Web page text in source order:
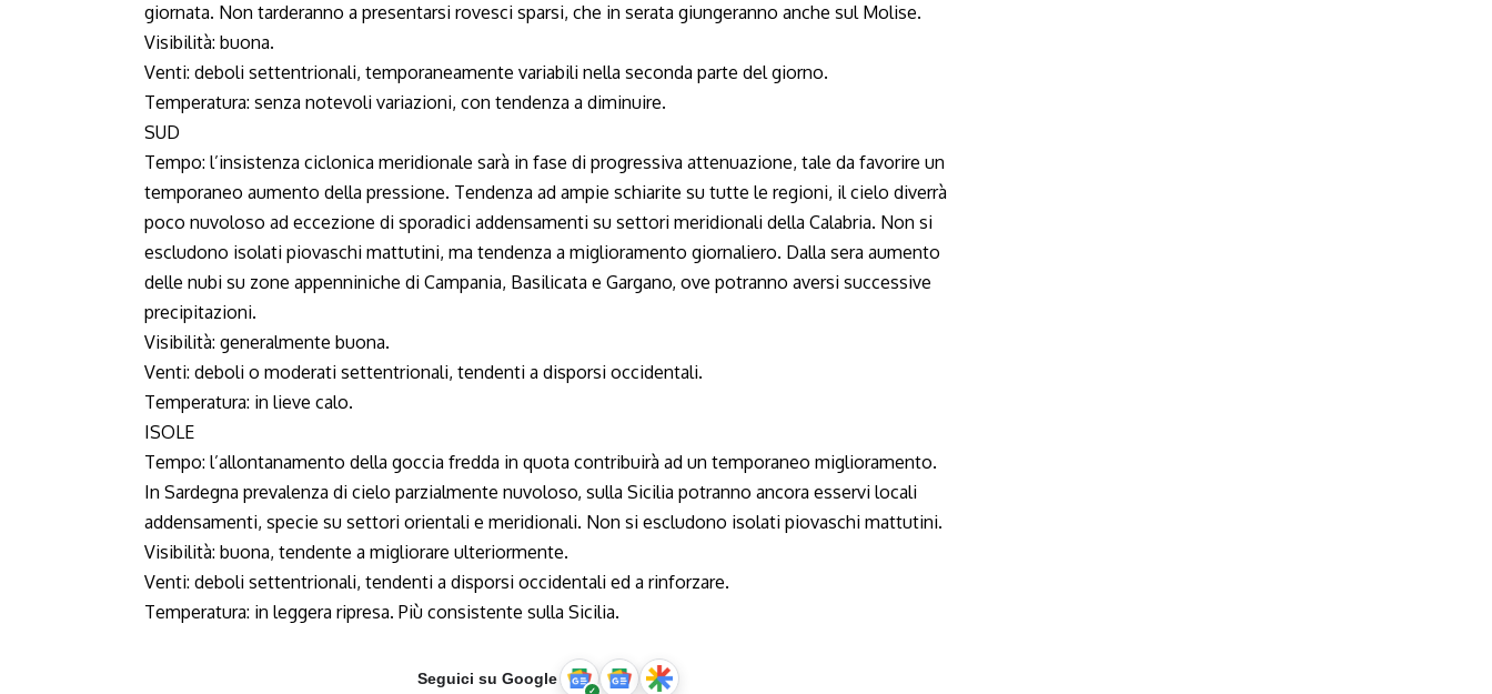
giornata. Non tarderanno a presentarsi rovesci sparsi, che in serata giungeranno anche sul Molise.
Visibilità: buona.
Venti: deboli settentrionali, temporaneamente variabili nella seconda parte del giorno.
Temperatura: senza notevoli variazioni, con tendenza a diminuire.
SUD
Tempo: l’insistenza ciclonica meridionale sarà in fase di progressiva attenuazione, tale da favorire un
temporaneo aumento della pressione. Tendenza ad ampie schiarite su tutte le regioni, il cielo diverrà
poco nuvoloso ad eccezione di sporadici addensamenti su settori meridionali della Calabria. Non si
escludono isolati piovaschi mattutini, ma tendenza a miglioramento giornaliero. Dalla sera aumento
delle nubi su zone appenniniche di Campania, Basilicata e Gargano, ove potranno aversi successive
precipitazioni.
Visibilità: generalmente buona.
Venti: deboli o moderati settentrionali, tendenti a disporsi occidentali.
Temperatura: in lieve calo.
ISOLE
Tempo: l’allontanamento della goccia fredda in quota contribuirà ad un temporaneo miglioramento.
In Sardegna prevalenza di cielo parzialmente nuvoloso, sulla Sicilia potranno ancora esservi locali
addensamenti, specie su settori orientali e meridionali. Non si escludono isolati piovaschi mattutini.
Visibilità: buona, tendente a migliorare ulteriormente.
Venti: deboli settentrionali, tendenti a disporsi occidentali ed a rinforzare.
Temperatura: in leggera ripresa. Più consistente sulla Sicilia.
Seguici su Google